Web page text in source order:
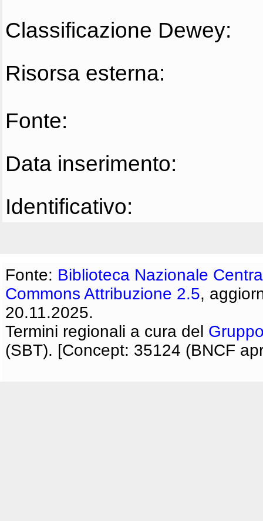
Classificazione Dewey:
Risorsa esterna:
Fonte:
Data inserimento:
Identificativo:
Fonte: Biblioteca Nazionale
Commons Attribuzione 2.5,
20.11.2025.
Termini regionali a cura del
(SBT). [Concept: 35124 (BNCF